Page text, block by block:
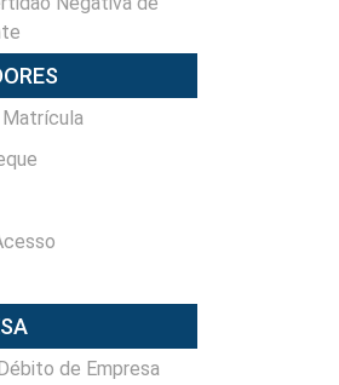
de Empresa